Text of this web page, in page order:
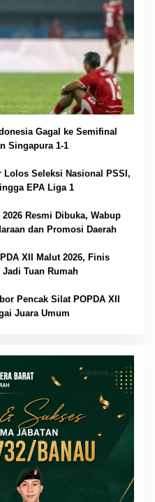
Gagal ke Semifinal
Singapura 1-1
Lolos Seleksi Nasional PSSI,
EPA Liga 1
Resmi Dibuka, Wabup
dan Promosi Daerah
XII Malut 2026, Finis
Tuan Rumah
Pencak Silat POPDA XII
Juara Umum